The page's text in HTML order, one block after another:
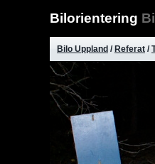
Bilorientering
Bilo Uppland / Referat /